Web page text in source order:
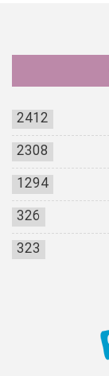
2412
2308
1294
326
323